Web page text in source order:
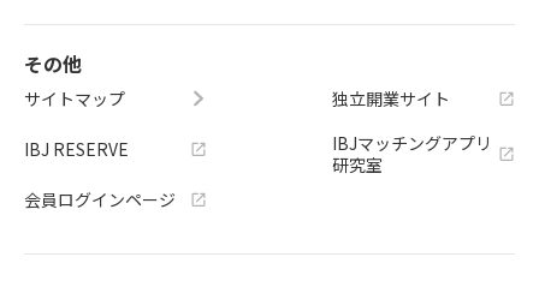
その他
サイトマップ
IBJ RESERVE
会員ログインページ
独立開業サイト
IBJマッチングアプリ
研究室